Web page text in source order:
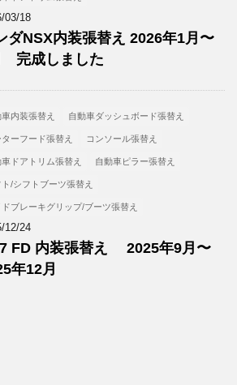
03/18
ダNSX内装張替え 2026年1月〜
完成しました
内装張替え 自動車ダッシュボード張替え
ターフード張替え コンソール張替え
車ドアトリム張替え 自動車ピラー張替え
ト/シフトブーツ張替え
ブレーキグリップ/ブーツ張替え
12/24
FD 内装張替え 2025年9月〜
年12月